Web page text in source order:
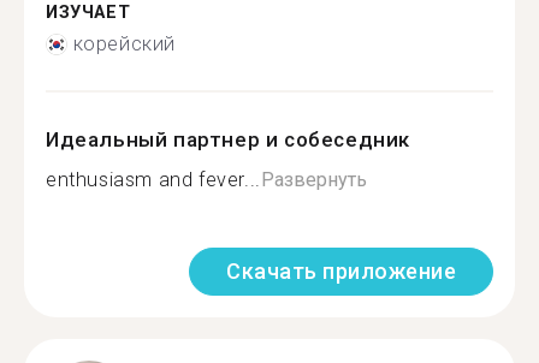
ИЗУЧАЕТ
корейский
Идеальный партнер и собеседник
enthusiasm and fever...Развернуть
Скачать приложение